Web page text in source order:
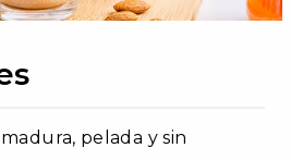
pelada y sin